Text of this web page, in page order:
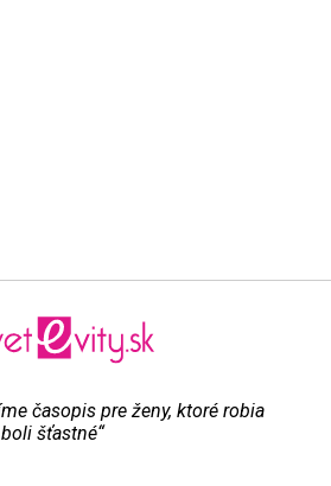
časopis pre ženy, ktoré robia
šťastné“